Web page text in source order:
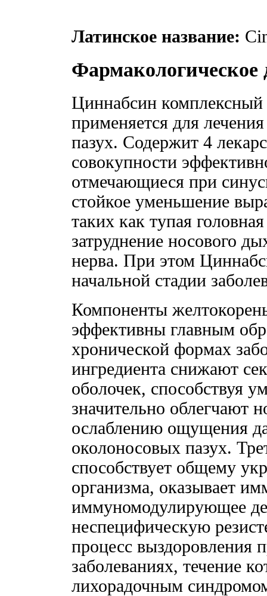
Латинское название:
Фармакологическое
Циннабсин комплексный
применяется для
пазух. Содержит 4
совокупности
отмечающиеся при
стойкое уменьшение
таких как тупая
затруднение носового
нерва. При этом
начальной стадии
Компоненты
эффективны главным
хронической формах
ингредиента снижают
оболочек, способствуя
значительно облегчают
ослаблению ощущения
околоносовых пазух.
способствует общему
организма, оказывает
иммуномодулирующее
неспецифическую
процесс выздоровления
заболеваниях, течение
лихорадочным